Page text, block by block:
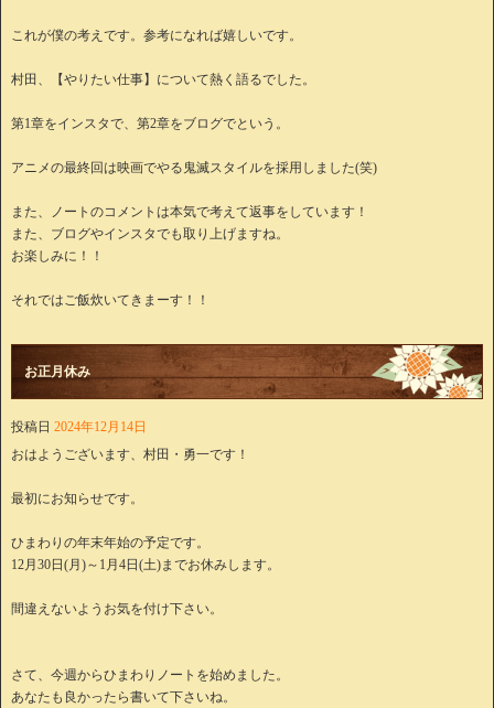
これが僕の考えです。参考になれば嬉しいです。
村田、【やりたい仕事】について熱く語るでした。
第1章をインスタで、第2章をブログでという。
アニメの最終回は映画でやる鬼滅スタイルを採用しました(笑)
また、ノートのコメントは本気で考えて返事をしています！
また、ブログやインスタでも取り上げますね。
お楽しみに！！
それではご飯炊いてきまーす！！
お正月休み
投稿日 2024年12月14日
おはようございます、村田・勇一です！
最初にお知らせです。
ひまわりの年末年始の予定です。
12月30日(月)～1月4日(土)までお休みします。
間違えないようお気を付け下さい。
さて、今週からひまわりノートを始めました。
あなたも良かったら書いて下さいね。